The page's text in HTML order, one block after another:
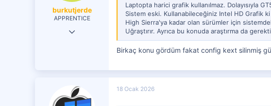
burkutjerde
APPRENTICE
15 Ocak 2026
Laptopta harici grafik kullanılmaz. Dolayısıyla
Sistem eski. Kullanabileceğiniz Intel HD Grafik
High Sierra'ya kadar olan sürümler için
Uğraştırır. Ayrıca bu konuda araştırma da
Birkaç konu gördüm fakat config kext silinmiş
18 Ocak 2026